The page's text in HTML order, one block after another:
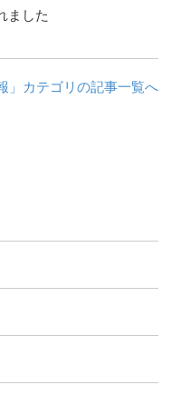
ました
」カテゴリの記事一覧へ